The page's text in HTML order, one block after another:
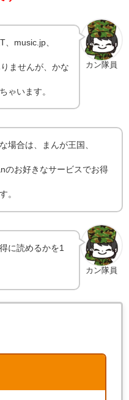
カン隊員
、music.jp、
ませんが、かな
ゃいます。
場合は、まんが王国、
のお好きなサービスでお得
。
カン隊員
に読めるかを1